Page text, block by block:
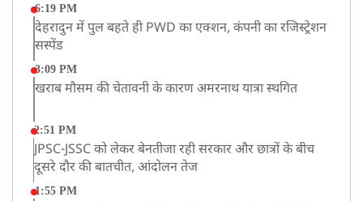
6:19 PM
देहरादुन में पुल बहते ही PWD का एक्शन, कंपनी का रजिस्ट्रेशन
सस्पेंड
3:09 PM
खराब मौसम की चेतावनी के कारण अमरनाथ यात्रा स्थगित
2:51 PM
JPSC-JSSC को लेकर बेनतीजा रही सरकार और छात्रों के बीच
दूसरे दौर की बातचीत, आंदोलन तेज
1:55 PM